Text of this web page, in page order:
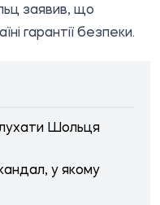
заявив, що
гарантії безпеки.
Шольця
у якому